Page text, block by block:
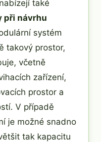
také
při návrhu
systém
takový prostor,
včetně
zařízení,
prostor a
V případě
je možné snadno
tak kapacitu